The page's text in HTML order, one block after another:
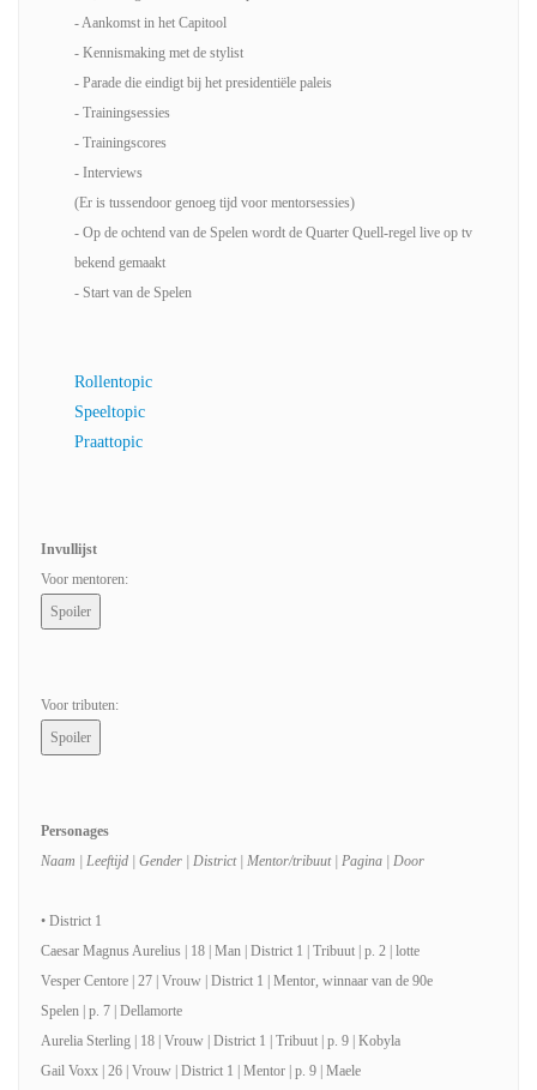
- Aankomst in het Capitool
- Kennismaking met de stylist
- Parade die eindigt bij het presidentiële paleis
- Trainingsessies
- Trainingscores
- Interviews
(Er is tussendoor genoeg tijd voor mentorsessies)
- Op de ochtend van de Spelen wordt de Quarter Quell-regel live op tv
bekend gemaakt
- Start van de Spelen
Rollentopic
Speeltopic
Praattopic
Invullijst
Voor mentoren:
Voor tributen:
Personages
Naam | Leeftijd | Gender | District | Mentor/tribuut | Pagina | Door
• District 1
Caesar Magnus Aurelius | 18 | Man | District 1 | Tribuut | p. 2 | lotte
Vesper Centore | 27 | Vrouw | District 1 | Mentor, winnaar van de 90e
Spelen | p. 7 | Dellamorte
Aurelia Sterling | 18 | Vrouw | District 1 | Tribuut | p. 9 | Kobyla
Gail Voxx | 26 | Vrouw | District 1 | Mentor | p. 9 | Maele